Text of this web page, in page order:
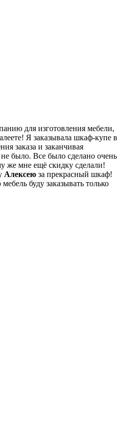
для изготовления мебели,
Я заказывала шкаф-купе в
заказа и заканчивая
было. Все было сделано очень
же мне ещё скидку сделали!
Алексею за прекрасный шкаф!
буду заказывать только